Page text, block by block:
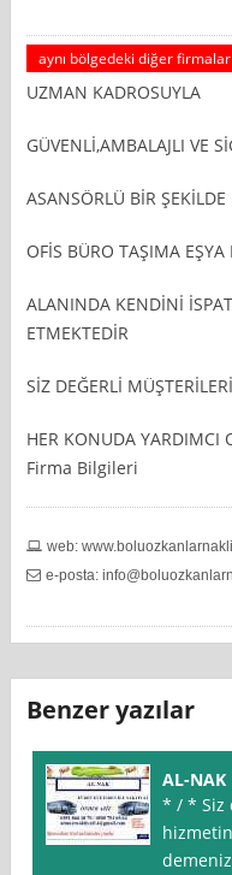
aynı bölgedeki diğer
UZMAN KADROSUYLA
GÜVENLİ,AMBALAJLI VE
ASANSÖRLÜ BİR
OFİS BÜRO TAŞIMA
ALANINDA KENDİNİ
ETMEKTEDİR
SİZ DEĞERLİ
HER KONUDA YARDIMCI
Firma Bilgileri
web:
e-posta:
Benzer yazılar
AL-
* / * Siz